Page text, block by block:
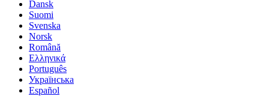
Dansk
Suomi
Svenska
Norsk
Română
Ελληνικά
Português
Українська
Español